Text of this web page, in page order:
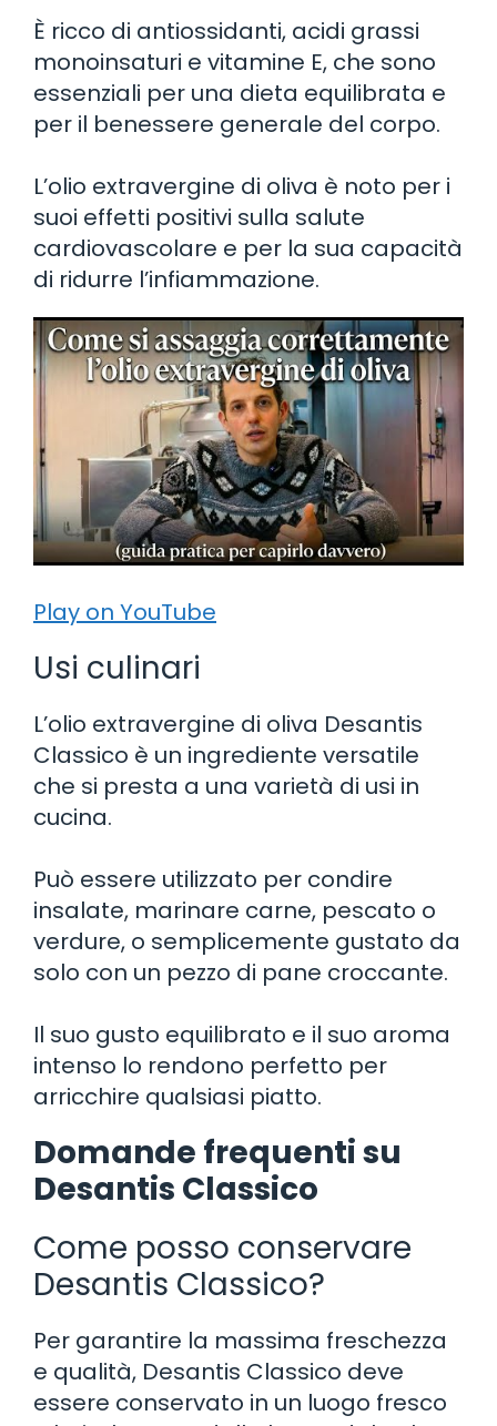
È ricco di antiossidanti, acidi grassi
monoinsaturi e vitamine E, che sono
essenziali per una dieta equilibrata e
per il benessere generale del corpo.
L’olio extravergine di oliva è noto per i
suoi effetti positivi sulla salute
cardiovascolare e per la sua capacità
di ridurre l’infiammazione.
Play on YouTube
Usi culinari
L’olio extravergine di oliva Desantis
Classico è un ingrediente versatile
che si presta a una varietà di usi in
cucina.
Può essere utilizzato per condire
insalate, marinare carne, pescato o
verdure, o semplicemente gustato da
solo con un pezzo di pane croccante.
Il suo gusto equilibrato e il suo aroma
intenso lo rendono perfetto per
arricchire qualsiasi piatto.
Domande frequenti su
Desantis Classico
Come posso conservare
Desantis Classico?
Per garantire la massima freschezza
e qualità, Desantis Classico deve
essere conservato in un luogo fresco